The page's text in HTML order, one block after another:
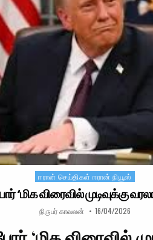
Posted in
ஈரான் செய்திகள் ஈரான் நியூஸ்
விரைவில் முடிவுக்கு
AUTHOR:
நிருபர் காவலன் PUBLISHED DATE:
16/04/2026